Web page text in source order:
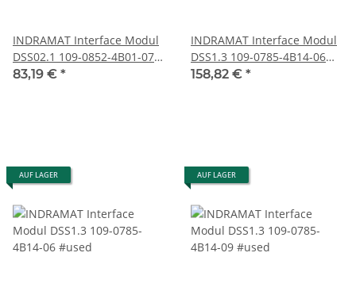
INDRAMAT Interface Modul
DSS02.1 109-0852-4B01-07
#110321
83,19 € *
INDRAMAT Interface Modul
DSS1.3 109-0785-4B14-06
#used
158,82 € *
AUF LAGER AUF LAGER